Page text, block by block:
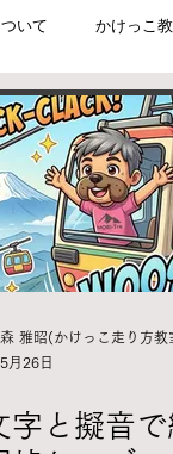
いて かけっこ
MORIトレ/モリトレ
教室 速く走る
5月26日
字と擬音で